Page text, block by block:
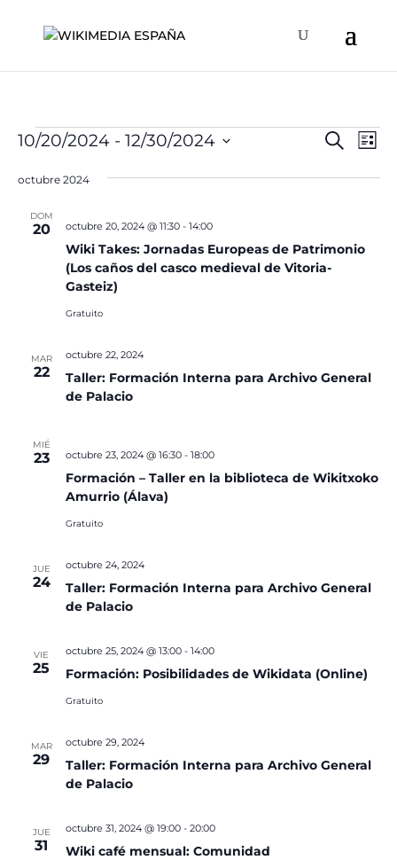
Eventos
de
Buscar
de
Lista
10/20/2024 - 12/30/2024
la
octubre 2024
DOM
20
Wiki Takes: Jornadas Europeas de Patrimonio
(Los caños del casco medieval de Vitoria-
Gasteiz)
octubre 20, 2024 @ 11:30- 14:00
Gratuito
MAR
22
Taller: Formación Interna para Archivo General
de Palacio
octubre 22, 2024
MIÉ
23
Formación – Taller en la biblioteca de Wikitxoko
Amurrio (Álava)
octubre 23, 2024 @ 16:30- 18:00
Gratuito
JUE
24
Taller: Formación Interna para Archivo General
de Palacio
octubre 24, 2024
VIE
25 Formación: Posibilidades de Wikidata (Online)
octubre 25, 2024 @ 13:00- 14:00
Gratuito
MAR
29
Taller: Formación Interna para Archivo General
de Palacio
octubre 29, 2024
JUE
31 Wiki café mensual: Comunidad
octubre 31, 2024 @ 19:00- 20:00